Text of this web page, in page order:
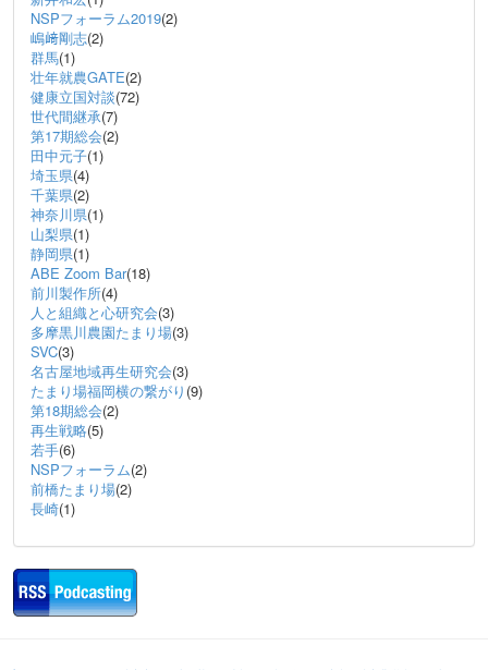
NSPフォーラム2019(2)
嶋﨑剛志(2)
群馬(1)
壮年就農GATE(2)
健康立国対談(72)
世代間継承(7)
第17期総会(2)
田中元子(1)
埼玉県(4)
千葉県(2)
神奈川県(1)
山梨県(1)
静岡県(1)
ABE Zoom Bar(18)
前川製作所(4)
人と組織と心研究会(3)
多摩黒川農園たまり場(3)
SVC(3)
名古屋地域再生研究会(3)
たまり場福岡横の繋がり (9)
第18期総会(2)
再生戦略(5)
若手(6)
NSPフォーラム(2)
前橋たまり場(2)
長崎(1)